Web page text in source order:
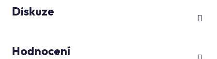
Diskuze
Hodnocení